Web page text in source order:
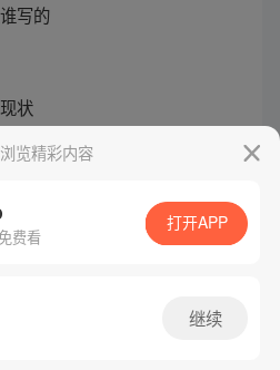
写的
状
爷什么小说
览精彩内容
费看
打开APP
继续
号：粤B2-20090059-5
Tencent. All Rights Reserved